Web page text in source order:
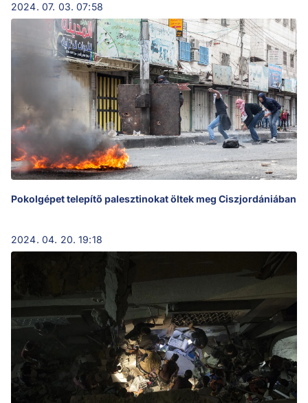
2024. 07. 03. 07:58
Pokolgépet telepítő palesztinokat öltek meg Ciszjordániában
2024. 04. 20. 19:18